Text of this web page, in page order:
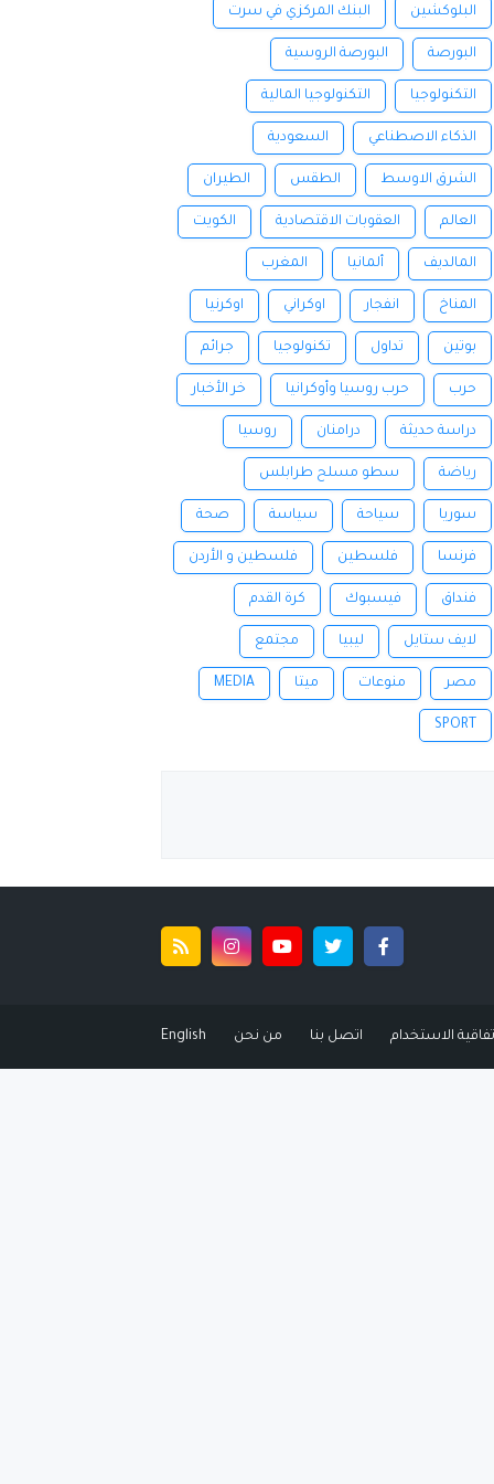
البلوكشين البنك المركزي في سرت
البورصة البورصة الروسية
التكنولوجيا التكنولوجيا المالية
الذكاء الاصطناعي السعودية
الشرق الاوسط الطقس الطيران
العالم العقوبات الاقتصادية الكويت
المالديف ألمانيا المغرب
المناخ انفجار اوكراني اوكرنيا
بوتين تداول تكنولوجيا جرائم
حرب حرب روسيا وأوكرانيا خر الأخبار
دراسة حديثة درامنان روسيا
رياضة سطو مسلح طرابلس
سوريا سياحة سياسة صحة
فرنسا فلسطين فلسطين و الأردن
فنداق فيسبوك كرة القدم
لايف ستايل ليبيا مجتمع
مصر منوعات ميتا MEDIA
SPORT
الاستخدام اتصل بنا من نحن English